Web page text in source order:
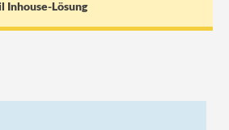
Inhouse-Lösung